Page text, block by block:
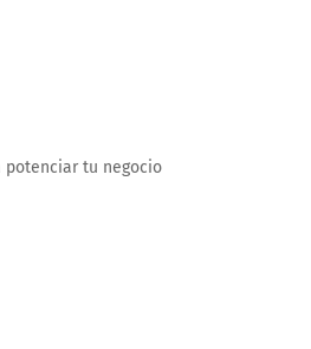
potenciar tu negocio